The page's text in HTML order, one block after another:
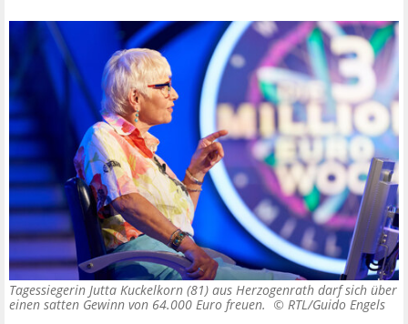
Tagessiegerin Jutta Kuckelkorn (81) aus Herzogenrath darf sich über
einen satten Gewinn von 64.000 Euro freuen. © RTL/Guido Engels